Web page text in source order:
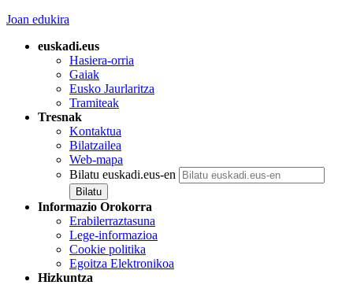
Joan edukira
euskadi.eus
Hasiera-orria
Gaiak
Eusko Jaurlaritza
Tramiteak
Tresnak
Kontaktua
Bilatzailea
Web-mapa
Bilatu euskadi.eus-en
Informazio Orokorra
Erabilerraztasuna
Lege-informazioa
Cookie politika
Egoitza Elektronikoa
Hizkuntza